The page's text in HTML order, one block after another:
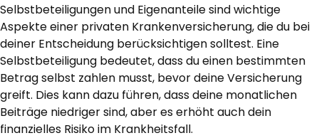
Selbstbeteiligungen und Eigenanteile sind wichtige
Aspekte einer privaten Krankenversicherung, die du bei
deiner Entscheidung berücksichtigen solltest. Eine
Selbstbeteiligung bedeutet, dass du einen bestimmten
Betrag selbst zahlen musst, bevor deine Versicherung
greift. Dies kann dazu führen, dass deine monatlichen
Beiträge niedriger sind, aber es erhöht auch dein
finanzielles Risiko im Krankheitsfall.